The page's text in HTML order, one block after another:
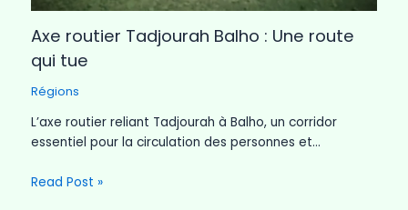
Axe routier Tadjourah Balho : Une route
qui tue
Régions
L’axe routier reliant Tadjourah à Balho, un corridor
essentiel pour la circulation des personnes et…
Read Post »